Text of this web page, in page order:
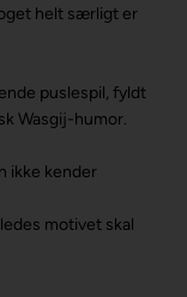
helt særligt er
puslespil, fyldt
Wasgij-humor.
ikke kender
motivet skal